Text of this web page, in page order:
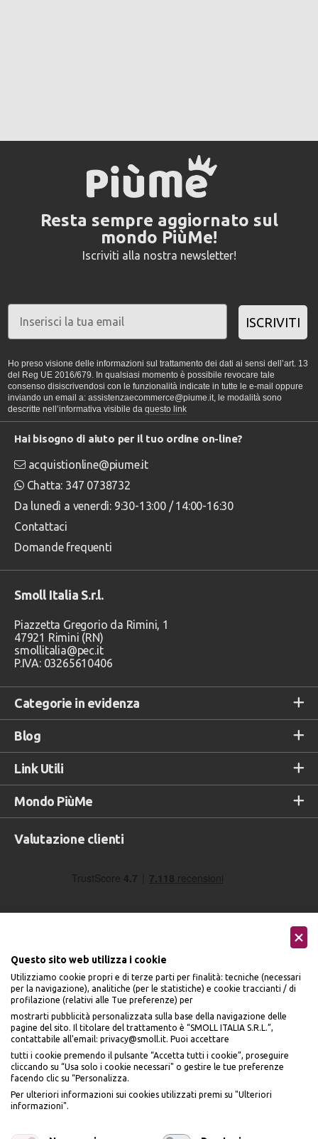
Resta sempre aggiornato sul
mondo PiùMe!
Iscriviti alla nostra newsletter!
ISCRIVITI
Ho preso visione delle informazioni sul trattamento dei dati ai sensi dell’art. 13
del Reg UE 2016/679. In qualsiasi momento è possibile revocare tale
consenso disiscrivendosi con le funzionalità indicate in tutte le e-mail oppure
inviando un email a: assistenzaecommerce@piume.it, le modalità sono
descritte nell’informativa visibile da questo link
Categorie in evidenza
Blog
Link Utili
Mondo PiùMe
Hai bisogno di aiuto per il tuo ordine on-line?
acquistionline@piume.it
Chatta: 347 0738732
Da lunedì a venerdì: 9:30-13:00 / 14:00-16:30
Contattaci
Domande frequenti
Smoll Italia S.r.l.
Piazzetta Gregorio da Rimini, 1
47921 Rimini (RN)
smollitalia@pec.it
P.IVA: 03265610406
Valutazione clienti
Accettiamo
Seguici sui social
Questo sito web utilizza i cookie
Utilizziamo cookie propri e di terze parti per finalità: tecniche (necessari
per la navigazione), analitiche (per le statistiche) e cookie traccianti / di
profilazione (relativi alle Tue preferenze) per
mostrarti pubblicità personalizzata sulla base della navigazione delle
pagine del sito. Il titolare del trattamento è “SMOLL ITALIA S.R.L.”,
contattabile all'email: privacy@smoll.it. Puoi accettare
tutti i cookie premendo il pulsante “Accetta tutti i cookie”, proseguire
cliccando su “Usa solo i cookie necessari" o gestire le tue preferenze
facendo clic su “Personalizza.
Per ulteriori informazioni sui cookies utilizzati premi su "Ulteriori
informazioni".
BENVENUTO DA
PIÙME